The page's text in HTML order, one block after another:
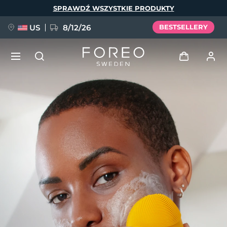
SPRAWDŹ WSZYSTKIE PRODUKTY
US 8/12/26 BESTSELLERY
Profil użytkownika
Moje urządzenia
Moje zamówienia
Moje adresy
Moje subskrypcje
NOWOŚĆ
FAQ™ Pure Beauty-Tech Elixir
BREAKING NEWS
issa™ Teeth Whitening Set
Język
English Deutsch
Español
Français
Italiano
Português
Svenska
Русский
Türkçe
简体中文 繁體中文